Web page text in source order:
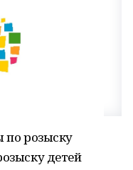
по розыску
детей